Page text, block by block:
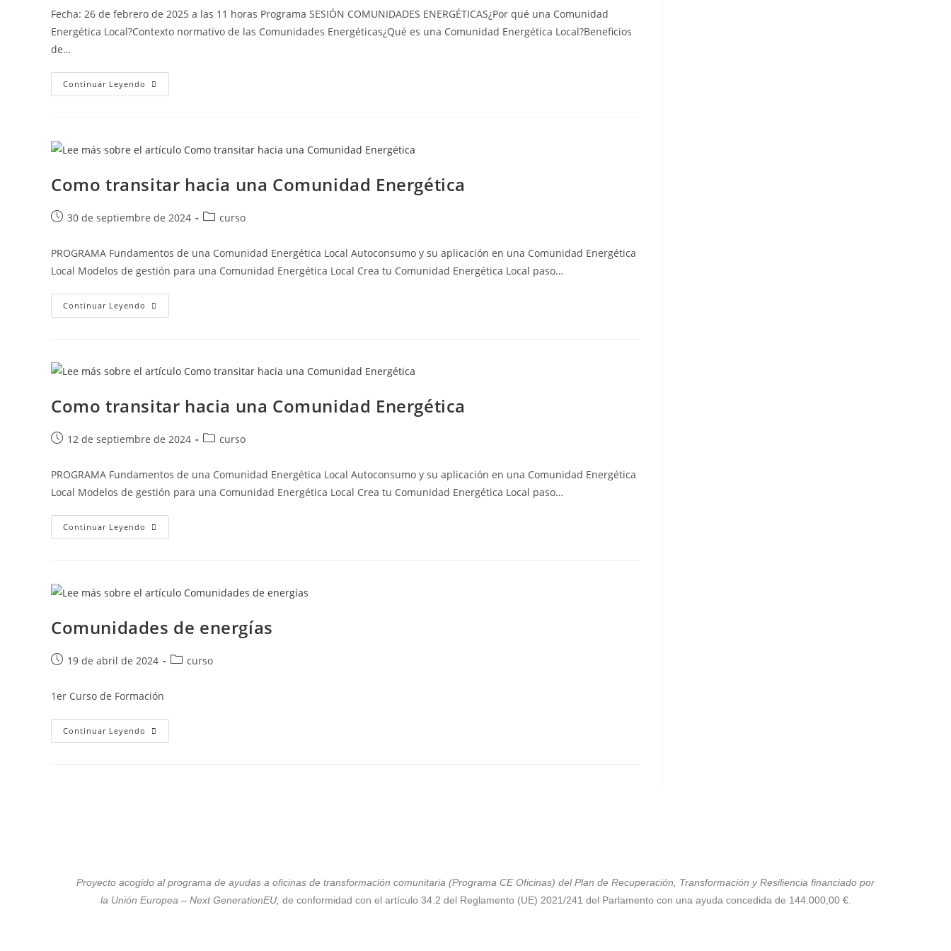
Fecha: 26 de febrero de 2025 a las 11 horas Programa SESIÓN COMUNIDADES ENERGÉTICAS¿Por qué una Comunidad
Energética Local?Contexto normativo de las Comunidades Energéticas¿Qué es una Comunidad Energética Local?Beneficios
de…
Continuar Leyendo
Como transitar hacia una Comunidad Energética
30 de septiembre de 2024 curso
PROGRAMA Fundamentos de una Comunidad Energética Local Autoconsumo y su aplicación en una Comunidad Energética
Local Modelos de gestión para una Comunidad Energética Local Crea tu Comunidad Energética Local paso…
Continuar Leyendo
Como transitar hacia una Comunidad Energética
12 de septiembre de 2024 curso
PROGRAMA Fundamentos de una Comunidad Energética Local Autoconsumo y su aplicación en una Comunidad Energética
Local Modelos de gestión para una Comunidad Energética Local Crea tu Comunidad Energética Local paso…
Continuar Leyendo
Comunidades de energías
19 de abril de 2024 curso
1er Curso de Formación
Continuar Leyendo
Proyecto acogido al programa de ayudas a oficinas de transformación comunitaria (Programa CE Oficinas) del Plan de Recuperación, Transformación y Resiliencia financiado por
la Unión Europea – Next GenerationEU, de conformidad con el artículo 34.2 del Reglamento (UE) 2021/241 del Parlamento con una ayuda concedida de 144.000,00 €.